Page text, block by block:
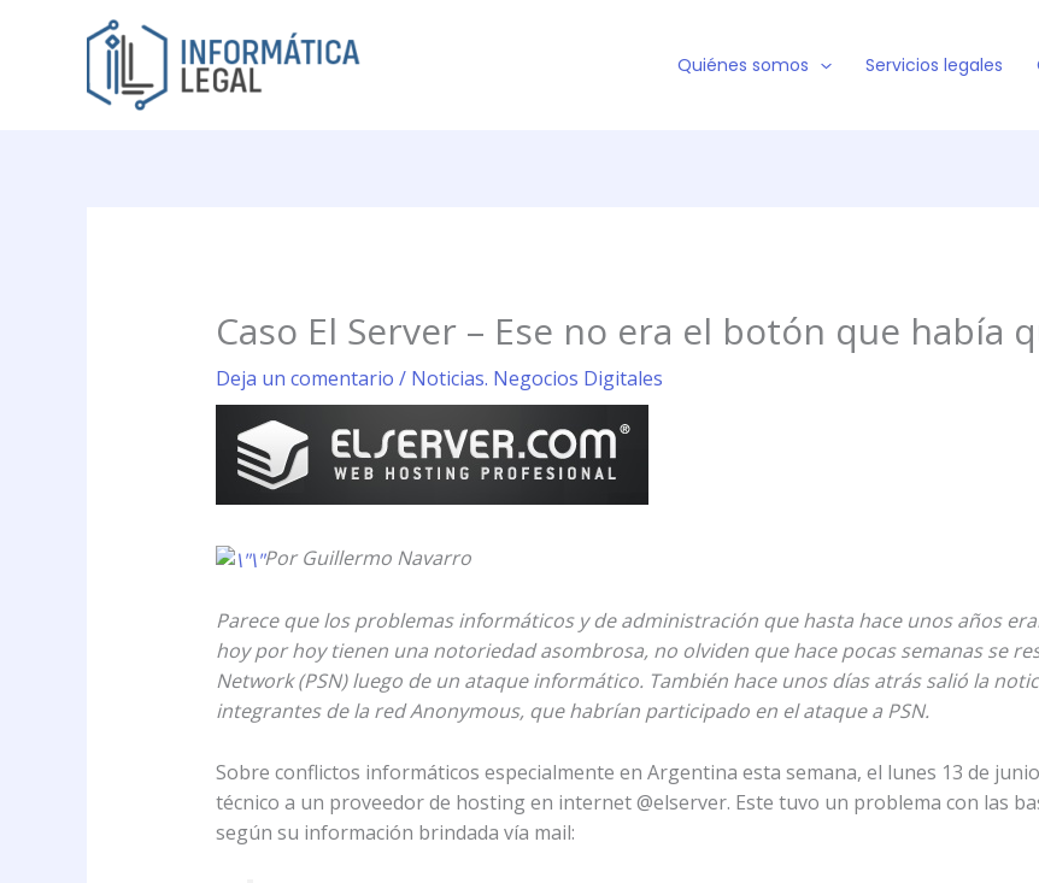
Quiénes somos Servicios legales
Caso El Server – Ese no era el botón que había
Deja un comentario / Noticias. Negocios Digitales
Por Guillermo Navarro
Parece que los problemas informáticos y de administración que hasta hace unos años
hoy por hoy tienen una notoriedad asombrosa, no olviden que hace pocas semanas se
Network (PSN) luego de un ataque informático. También hace unos días atrás salió la
integrantes de la red Anonymous, que habrían participado en el ataque a PSN.
Sobre conflictos informáticos especialmente en Argentina esta semana, el lunes 13 de
técnico a un proveedor de hosting en internet @elserver. Este tuvo un problema con las
según su información brindada vía mail: